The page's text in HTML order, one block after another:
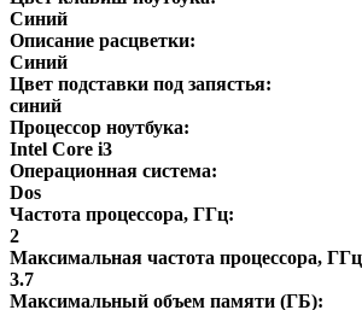
Синий
Описание расцветки:
Синий
Цвет подставки под запястья:
синий
Процессор ноутбука:
Intel Core i3
Операционная система:
Dos
Частота процессора, ГГц:
2
Максимальная частота процессора,
3.7
Максимальный объем памяти (ГБ):